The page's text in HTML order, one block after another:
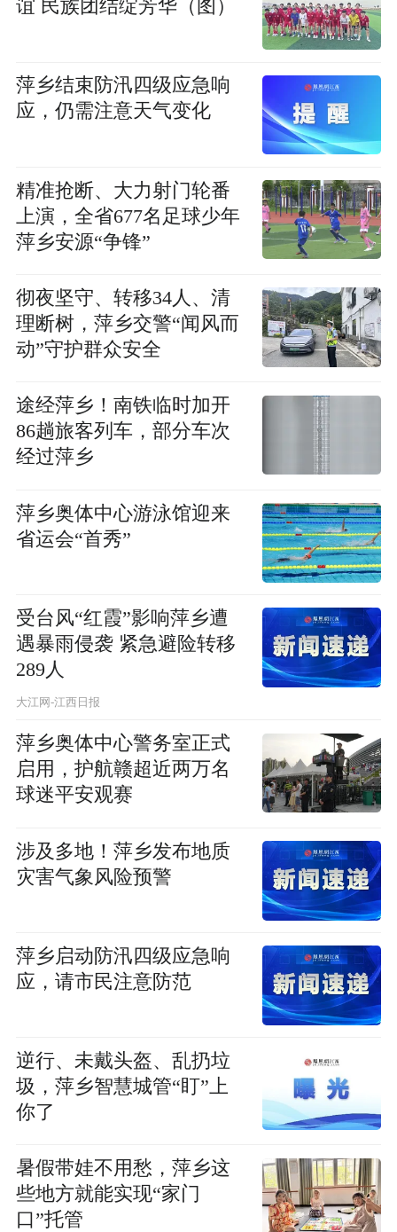
谊 民族团结绽芳华（图）
萍乡结束防汛四级应急响
应，仍需注意天气变化
精准抢断、大力射门轮番
上演，全省677名足球少年
萍乡安源“争锋”
彻夜坚守、转移34人、清
理断树，萍乡交警“闻风而
动”守护群众安全
途经萍乡！南铁临时加开
86趟旅客列车，部分车次
经过萍乡
萍乡奥体中心游泳馆迎来
省运会“首秀”
受台风“红霞”影响萍乡遭
遇暴雨侵袭 紧急避险转移
289人
大江网-江西日报
萍乡奥体中心警务室正式
启用，护航赣超近两万名
球迷平安观赛
涉及多地！萍乡发布地质
灾害气象风险预警
萍乡启动防汛四级应急响
应，请市民注意防范
逆行、未戴头盔、乱扔垃
圾，萍乡智慧城管“盯”上
你了
暑假带娃不用愁，萍乡这
些地方就能实现“家门
口”托管